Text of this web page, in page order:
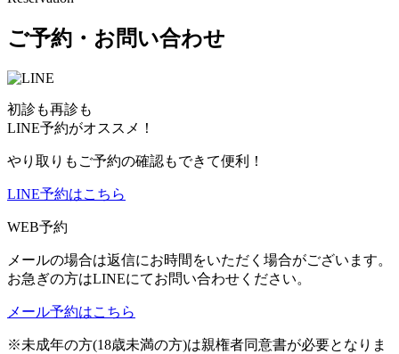
ご予約・お問い合わせ
初診も再診も
LINE予約がオススメ！
やり取りもご予約の確認もできて便利！
LINE予約はこちら
WEB予約
メールの場合は返信にお時間をいただく場合がございます。
お急ぎの方はLINEにてお問い合わせください。
メール予約はこちら
※未成年の方(18歳未満の方)は親権者同意書が必要となりま